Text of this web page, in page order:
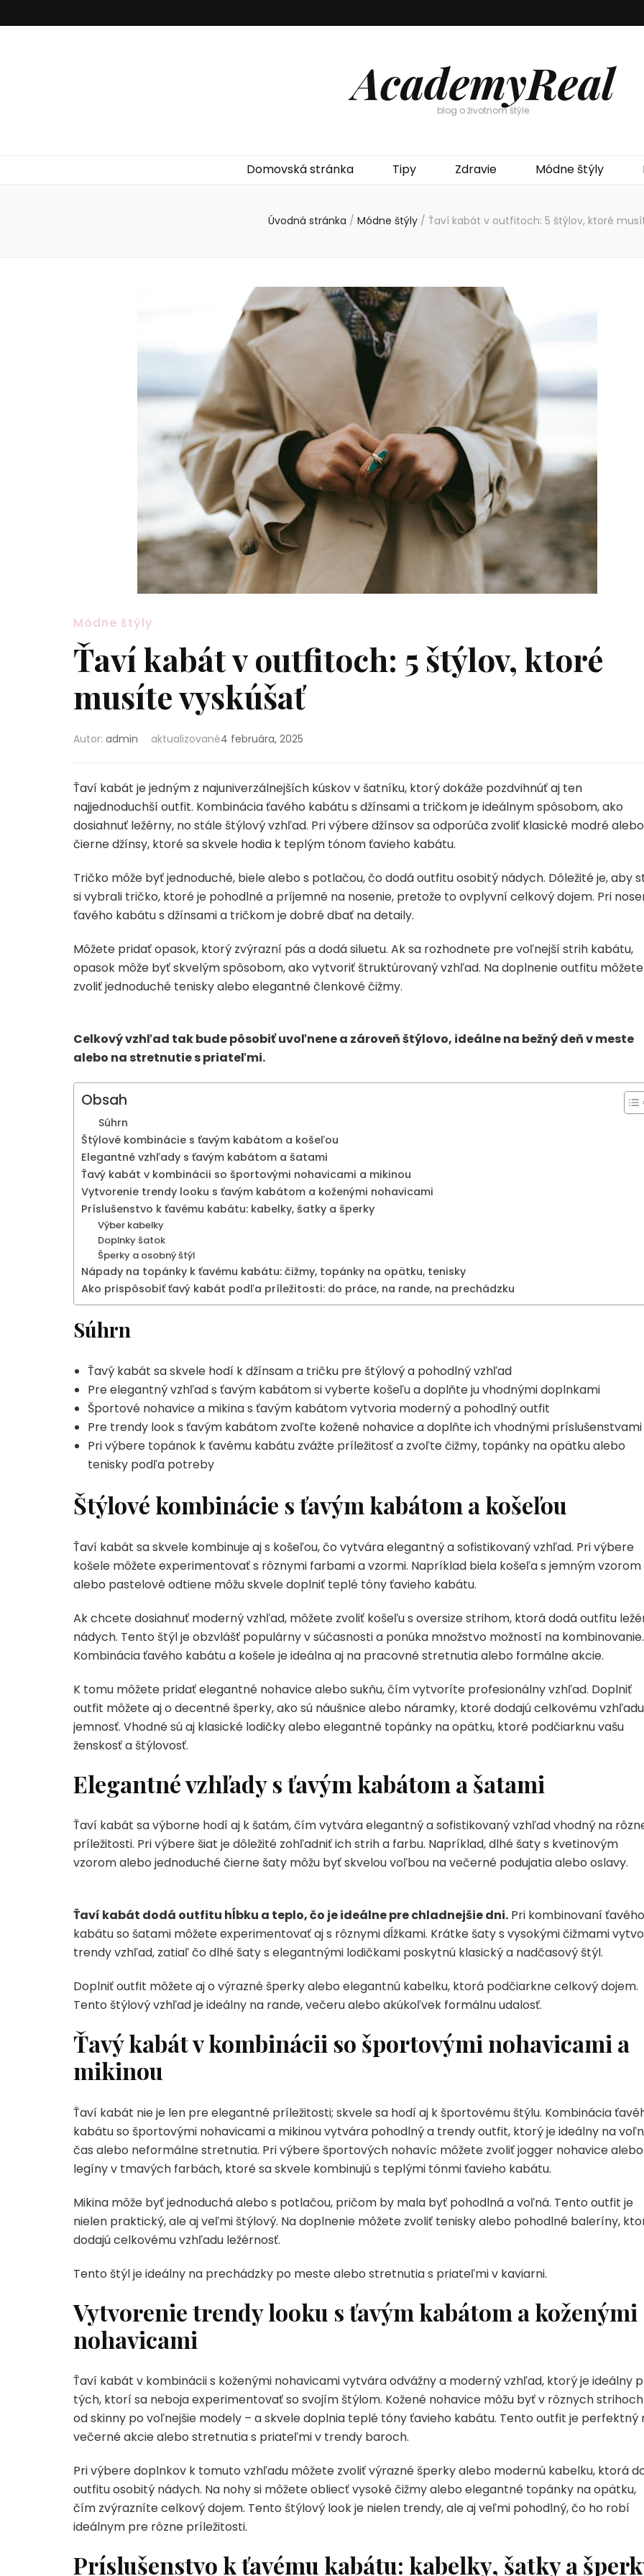
AcademyReal
blog o životnom štýle
Domovská stránka Tipy Zdravie Módne štýly
Úvodná stránka / Módne štýly / Ťaví kabát v outfitoch: 5 štýlov, ktoré
Módne štýly
Ťaví kabát v outfitoch: 5 štýlov, ktoré
musíte vyskúšať
Autor: admin aktualizované4 februára, 2025
Ťaví kabát je jedným z najuniverzálnejších kúskov v šatníku, ktorý dokáže pozdvihnúť aj ten
najjednoduchší outfit. Kombinácia ťavého kabátu s džínsami a tričkom je ideálnym spôsobom, ako
dosiahnuť ležérny, no stále štýlový vzhľad. Pri výbere džínsov sa odporúča zvoliť klasické modré alebo
čierne džínsy, ktoré sa skvele hodia k teplým tónom ťavieho kabátu.
Tričko môže byť jednoduché, biele alebo s potlačou, čo dodá outfitu osobitý nádych. Dôležité je, aby
si vybrali tričko, ktoré je pohodlné a príjemné na nosenie, pretože to ovplyvní celkový dojem. Pri
ťavého kabátu s džínsami a tričkom je dobré dbať na detaily.
Môžete pridať opasok, ktorý zvýrazní pás a dodá siluetu. Ak sa rozhodnete pre voľnejší strih kabátu,
opasok môže byť skvelým spôsobom, ako vytvoriť štruktúrovaný vzhľad. Na doplnenie outfitu môžete
zvoliť jednoduché tenisky alebo elegantné členkové čižmy.
Celkový vzhľad tak bude pôsobiť uvoľnene a zároveň štýlovo, ideálne na bežný deň v meste
alebo na stretnutie s priateľmi.
Obsah
Súhrn
Štýlové kombinácie s ťavým kabátom a košeľou
Elegantné vzhľady s ťavým kabátom a šatami
Ťavý kabát v kombinácii so športovými nohavicami a mikinou
Vytvorenie trendy looku s ťavým kabátom a koženými nohavicami
Príslušenstvo k ťavému kabátu: kabelky, šatky a šperky
Výber kabelky
Doplnky šatok
Šperky a osobný štýl
Nápady na topánky k ťavému kabátu: čižmy, topánky na opätku, tenisky
Ako prispôsobiť ťavý kabát podľa príležitosti: do práce, na rande, na prechádzku
Súhrn
Ťavý kabát sa skvele hodí k džínsam a tričku pre štýlový a pohodlný vzhľad
Pre elegantný vzhľad s ťavým kabátom si vyberte košeľu a doplňte ju vhodnými doplnkami
Športové nohavice a mikina s ťavým kabátom vytvoria moderný a pohodlný outfit
Pre trendy look s ťavým kabátom zvoľte kožené nohavice a doplňte ich vhodnými príslušenstvami
Pri výbere topánok k ťavému kabátu zvážte príležitosť a zvoľte čižmy, topánky na opätku alebo
tenisky podľa potreby
Štýlové kombinácie s ťavým kabátom a košeľou
Ťaví kabát sa skvele kombinuje aj s košeľou, čo vytvára elegantný a sofistikovaný vzhľad. Pri výbere
košele môžete experimentovať s rôznymi farbami a vzormi. Napríklad biela košeľa s jemným vzorom
alebo pastelové odtiene môžu skvele doplniť teplé tóny ťavieho kabátu.
Ak chcete dosiahnuť moderný vzhľad, môžete zvoliť košeľu s oversize strihom, ktorá dodá outfitu
nádych. Tento štýl je obzvlášť populárny v súčasnosti a ponúka množstvo možností na kombinovanie.
Kombinácia ťavého kabátu a košele je ideálna aj na pracovné stretnutia alebo formálne akcie.
K tomu môžete pridať elegantné nohavice alebo sukňu, čím vytvoríte profesionálny vzhľad. Doplniť
outfit môžete aj o decentné šperky, ako sú náušnice alebo náramky, ktoré dodajú celkovému vzhľadu
jemnosť. Vhodné sú aj klasické lodičky alebo elegantné topánky na opätku, ktoré podčiarknu vašu
ženskosť a štýlovosť.
Elegantné vzhľady s ťavým kabátom a šatami
Ťaví kabát sa výborne hodí aj k šatám, čím vytvára elegantný a sofistikovaný vzhľad vhodný na
príležitosti. Pri výbere šiat je dôležité zohľadniť ich strih a farbu. Napríklad, dlhé šaty s kvetinovým
vzorom alebo jednoduché čierne šaty môžu byť skvelou voľbou na večerné podujatia alebo oslavy.
Ťaví kabát dodá outfitu hĺbku a teplo, čo je ideálne pre chladnejšie dni. Pri kombinovaní ťavého
kabátu so šatami môžete experimentovať aj s rôznymi dĺžkami. Krátke šaty s vysokými čižmami
trendy vzhľad, zatiaľ čo dlhé šaty s elegantnými lodičkami poskytnú klasický a nadčasový štýl.
Doplniť outfit môžete aj o výrazné šperky alebo elegantnú kabelku, ktorá podčiarkne celkový dojem.
Tento štýlový vzhľad je ideálny na rande, večeru alebo akúkoľvek formálnu udalosť.
Ťavý kabát v kombinácii so športovými nohavicami a
mikinou
Ťaví kabát nie je len pre elegantné príležitosti; skvele sa hodí aj k športovému štýlu. Kombinácia
kabátu so športovými nohavicami a mikinou vytvára pohodlný a trendy outfit, ktorý je ideálny na
čas alebo neformálne stretnutia. Pri výbere športových nohavíc môžete zvoliť jogger nohavice alebo
legíny v tmavých farbách, ktoré sa skvele kombinujú s teplými tónmi ťavieho kabátu.
Mikina môže byť jednoduchá alebo s potlačou, pričom by mala byť pohodlná a voľná. Tento outfit je
nielen praktický, ale aj veľmi štýlový. Na doplnenie môžete zvoliť tenisky alebo pohodlné baleríny,
dodajú celkovému vzhľadu ležérnosť.
Tento štýl je ideálny na prechádzky po meste alebo stretnutia s priateľmi v kaviarni.
Vytvorenie trendy looku s ťavým kabátom a koženými
nohavicami
Ťaví kabát v kombinácii s koženými nohavicami vytvára odvážny a moderný vzhľad, ktorý je ideálny
tých, ktorí sa neboja experimentovať so svojím štýlom. Kožené nohavice môžu byť v rôznych
od skinny po voľnejšie modely – a skvele doplnia teplé tóny ťavieho kabátu. Tento outfit je perfektný
večerné akcie alebo stretnutia s priateľmi v trendy baroch.
Pri výbere doplnkov k tomuto vzhľadu môžete zvoliť výrazné šperky alebo modernú kabelku, ktorá
outfitu osobitý nádych. Na nohy si môžete obliecť vysoké čižmy alebo elegantné topánky na opätku,
čím zvýrazníte celkový dojem. Tento štýlový look je nielen trendy, ale aj veľmi pohodlný, čo ho robí
ideálnym pre rôzne príležitosti.
Príslušenstvo k ťavému kabátu: kabelky, šatky a